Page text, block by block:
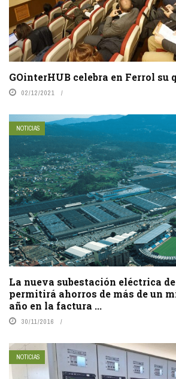
GOinterHUB celebra en Ferrol su
02/12/2021
NOTICIAS
La nueva subestación eléctrica
permitirá ahorros de más de un
año en la factura ...
30/11/2016
NOTICIAS